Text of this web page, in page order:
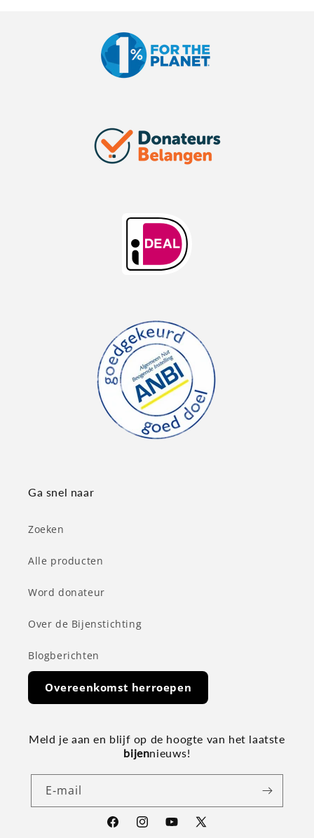
Ga snel naar
Zoeken
Alle producten
Word donateur
Over de Bijenstichting
Blogberichten
Overeenkomst herroepen
Meld je aan en blijf op de hoogte van het laatste
bijennieuws!
E‑mail
FacebookInstagramYouTube
X